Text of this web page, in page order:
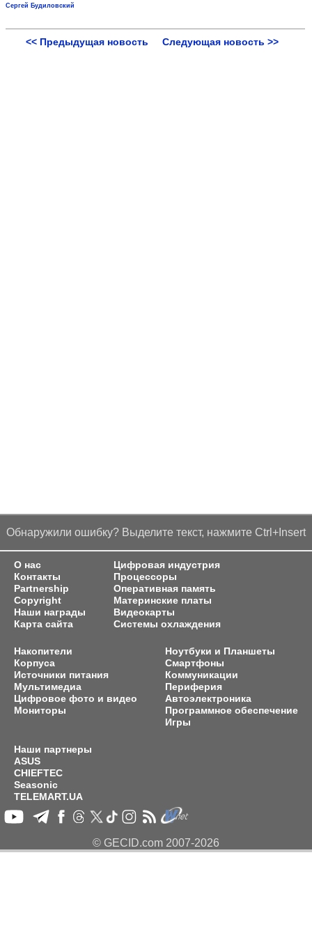
Сергей Будиловский
<< Предыдущая новость Следующая новость >>
Обнаружили ошибку? Выделите текст, нажмите Ctrl+Insert
О нас
Контакты
Partnership
Copyright
Наши награды
Карта сайта
Цифровая индустрия
Процессоры
Оперативная память
Материнские платы
Видеокарты
Системы охлаждения
Накопители
Корпуса
Источники питания
Мультимедиа
Цифровое фото и видео
Мониторы
Ноутбуки и Планшеты
Смартфоны
Коммуникации
Периферия
Автоэлектроника
Программное обеспечение
Игры
Наши партнеры
ASUS
CHIEFTEC
Seasonic
TELEMART.UA
© GECID.com 2007-2026